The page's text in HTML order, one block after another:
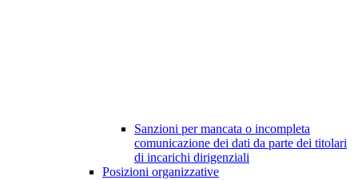
Sanzioni per mancata o incompleta
comunicazione dei dati da parte dei titolari
di incarichi dirigenziali
Posizioni organizzative